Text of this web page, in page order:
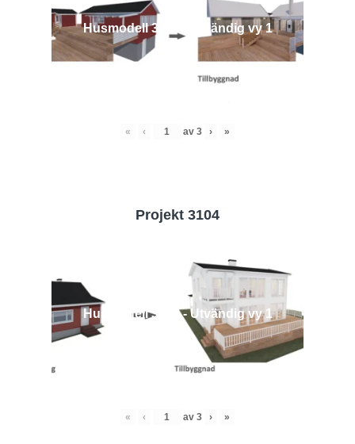
Husmodell 3442 - Utvändig vy 1
« ‹ av 3 › »
Projekt 3104
Husmodell 3104 - Utvändig vy 1
« ‹ av 3 › »